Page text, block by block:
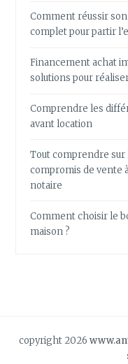
Comment réussir
complet pour partir
Financement achat
solutions pour
Comprendre les
avant location
Tout comprendre sur
compromis de vente
notaire
Comment choisir le
maison ?
copyright 2026